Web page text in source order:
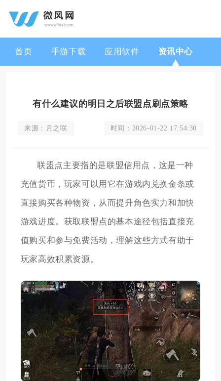
首页 手游下载 应用软件 资讯中心
有什么建议的明日之后联盟点刷点策略
来源： 月之咲 时间： 2026-01-22 17:54:30
联盟点主要指的是联盟信用点，这是一种
充值货币，玩家可以用它在游戏内兑换金条或
直接购买各种物资，从而提升角色实力和加快
游戏进度。获取联盟点的基本途径包括直接充
值购买和参与免费活动，理解这些方式有助于
玩家高效积累资源。